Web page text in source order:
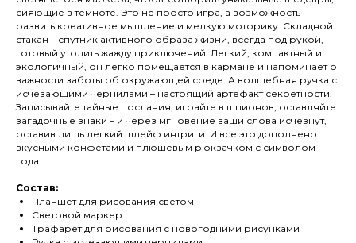
сияющие в темноте. Это не просто игра, а возможность
развить креативное мышление и мелкую моторику. Складной
стакан – спутник активного образа жизни, всегда под рукой,
готовый утолить жажду приключений. Легкий, компактный и
экологичный, он легко помещается в кармане и напоминает о
важности заботы об окружающей среде. А волшебная ручка с
исчезающими чернилами – настоящий артефакт секретности.
Записывайте тайные послания, играйте в шпионов, оставляйте
загадочные знаки – и через мгновение ваши слова исчезнут,
оставив лишь легкий шлейф интриги. И все это дополнено
вкусными конфетами и плюшевым рюкзачком с символом
года.
Состав:
Планшет для рисования светом
Световой маркер
Трафарет для рисования с новогодними рисунками